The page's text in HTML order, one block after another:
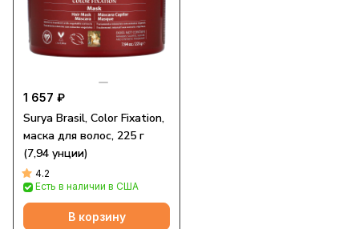
1 657 ₽
Surya Brasil, Color Fixation,
маска для волос, 225 г
(7,94 унции)
4.2
Есть в наличии в США
В корзину